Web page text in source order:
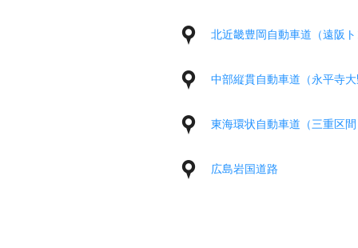
北近畿豊岡自動車道（遠阪
中部縦貫自動車道（永平寺
東海環状自動車道（三重区
広島岩国道路